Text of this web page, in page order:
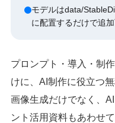
モデルはdata/
に配置するだけで追
プロンプト・導入・制
けに、AI制作に役立つ
画像生成だけでなく、
ント活用資料もあわせ